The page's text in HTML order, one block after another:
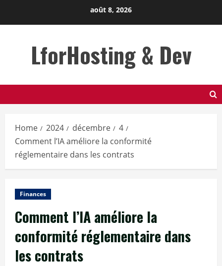
août 8, 2026
LforHosting & Dev
Home 2024 décembre
4
Comment l’IA améliore la conformité
réglementaire dans les contrats
Finances
Comment l’IA améliore la
conformité réglementaire dans
les contrats